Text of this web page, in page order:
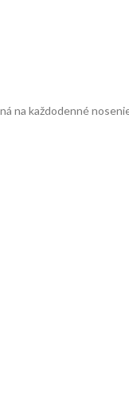
na každodenné